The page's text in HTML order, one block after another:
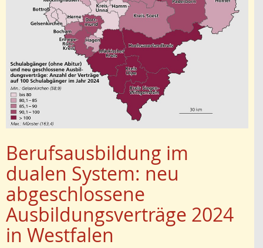
Berufsausbildung im
dualen System: neu
abgeschlossene
Ausbildungsverträge 2024
in Westfalen